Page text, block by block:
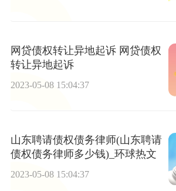
网贷债权转让异地起诉 网贷债权
转让异地起诉
2023-05-08 15:04:37
山东聘请债权债务律师(山东聘请
债权债务律师多少钱)_环球热文
2023-05-08 15:04:37